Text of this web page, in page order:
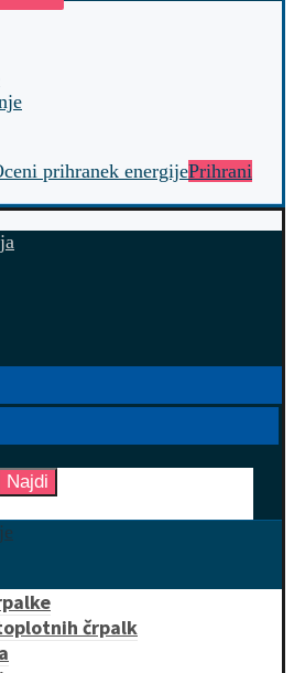
prihranek energijePrihrani
Najdi
črpalk